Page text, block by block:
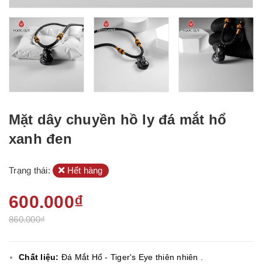
Mặt dây chuyền hồ ly đá mắt hổ
xanh đen
Trạng thái: Hết hàng
600.000₫
860.000₫
Chất liệu: Đá Mắt Hổ - Tiger's Eye thiên nhiên .